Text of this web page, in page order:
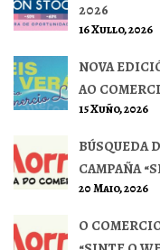
2026
16 Xullo, 2026
NOVA
AO
15 Xuño, 2026
BÚSQUEDA
CAMPAÑA
20 Maio, 2026
O